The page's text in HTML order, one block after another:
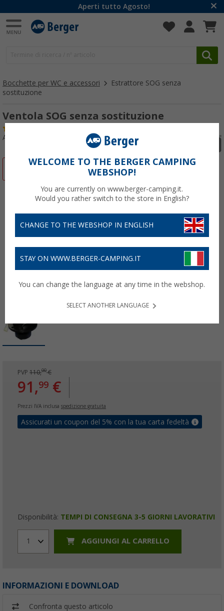
Aperti tutto Agosto!
Bocchette per WC e accessori
Estrattore SOG senza
sostituzione
Ventola SOG senza sostituzione
Articolo n: 222850
PVP 110,00€
91,99 €
Prezzi IVA inclusa spedizione gratuita
Assicurati un coupon del 5% con la tua carta fedeltà
Disponibilità: TEMPI DI CONSEGNA 3-5 GIORNI LAVORATIVI
1 AGGIUNGI AL CARRELLO
INFORMAZIONI E DOWNLOAD
Confronta questo articolo
WELCOME TO THE BERGER CAMPING
WEBSHOP!
You are currently on www.berger-camping.it.
Would you rather switch to the store in English?
CHANGE TO THE WEBSHOP IN ENGLISH
STAY ON WWW.BERGER-CAMPING.IT
You can change the language at any time in the webshop.
SELECT ANOTHER LANGUAGE